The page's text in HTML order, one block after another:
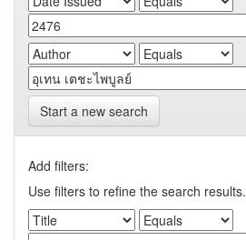
Start a new search
Add filters:
Use filters to refine the search results.